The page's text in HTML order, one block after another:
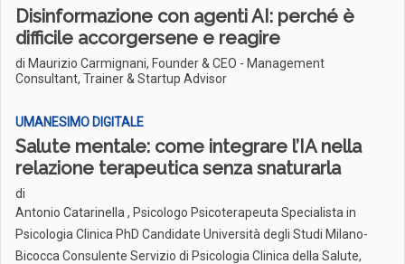
Disinformazione con agenti AI: perché è
difficile accorgersene e reagire
di Maurizio Carmignani, Founder & CEO - Management
Consultant, Trainer & Startup Advisor
UMANESIMO DIGITALE
Salute mentale: come integrare l’IA nella
relazione terapeutica senza snaturarla
di
Antonio Catarinella , Psicologo Psicoterapeuta Specialista in
Psicologia Clinica PhD Candidate Università degli Studi Milano-
Bicocca Consulente Servizio di Psicologia Clinica della Salute,